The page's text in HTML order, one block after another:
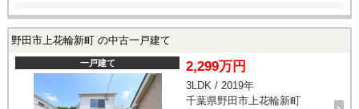
野田市上花輪新町 の中古一戸建て
一戸建て 2,299万円
3LDK / 2019年
千葉県野田市上花輪新町